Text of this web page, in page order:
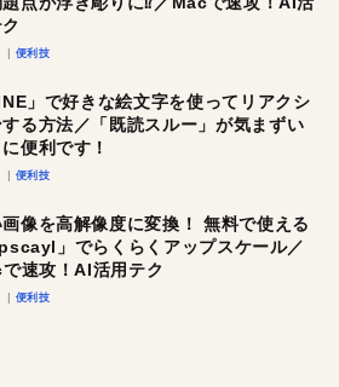
便利技
」で好きな絵文字を使ってリアクシ
する方法／「既読スルー」が気まずい
便利です！
便利技
像を高解像度に変換！ 無料で使える
」でらくらくアップスケール／
速攻！AI活用テク
便利技